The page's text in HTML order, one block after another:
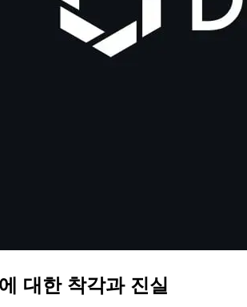
대한 착각과 진실